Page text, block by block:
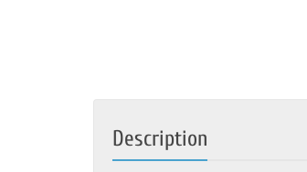
Description